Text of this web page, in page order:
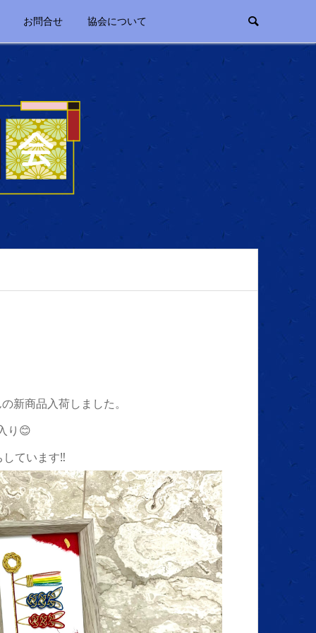
お問合せ 協会について
新商品入荷しました。
り😊
ています‼️